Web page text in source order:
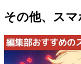
その他、ス